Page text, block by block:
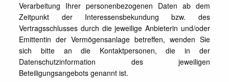
Verarbeitung Ihrer personenbezogenen Daten ab dem
Zeitpunkt der Interessensbekundung bzw. des
Vertragsschlusses durch die jeweilige Anbieterin und/oder
Emittentin der Vermögensanlage betreffen, wenden Sie
sich bitte an die Kontaktpersonen, die in der
Datenschutzinformation des jeweiligen
Beteiligungsangebots genannt ist.